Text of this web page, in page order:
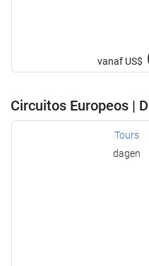
vanaf US$
Circuitos Europeos |
Tours
dagen